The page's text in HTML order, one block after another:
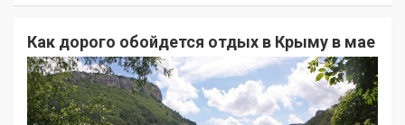
Как дорого обойдется отдых в Крыму в мае